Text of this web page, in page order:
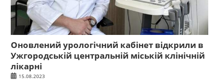
Оновлений урологічний кабінет відкрили в
Ужгородській центральній міській клінічній
лікарні
15.08.2023